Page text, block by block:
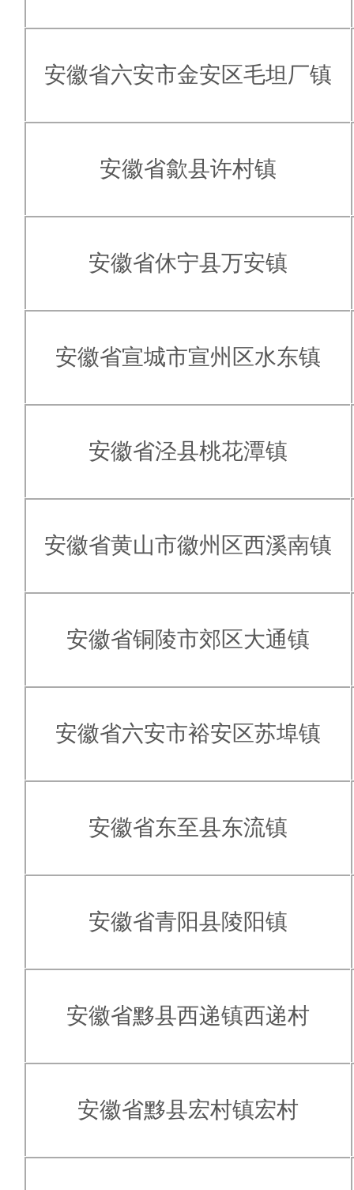
安徽省六安市金安区毛坦厂镇
安徽省歙县许村镇
安徽省休宁县万安镇
安徽省宣城市宣州区水东镇
安徽省泾县桃花潭镇
安徽省黄山市徽州区西溪南镇
安徽省铜陵市郊区大通镇
安徽省六安市裕安区苏埠镇
安徽省东至县东流镇
安徽省青阳县陵阳镇
安徽省黟县西递镇西递村
安徽省黟县宏村镇宏村